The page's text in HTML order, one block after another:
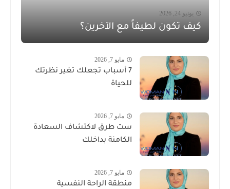
يونيو 24, 2026
كيف تكون لطيفاً مع الآخرين؟
مايو 7, 2026
7 أسباب تجعلك تغير نظرتك
للحياة
مايو 7, 2026
ست طرق لاكتشاف السعادة
الكامنة بداخلك
مايو 7, 2026
منطقة الراحة النفسية